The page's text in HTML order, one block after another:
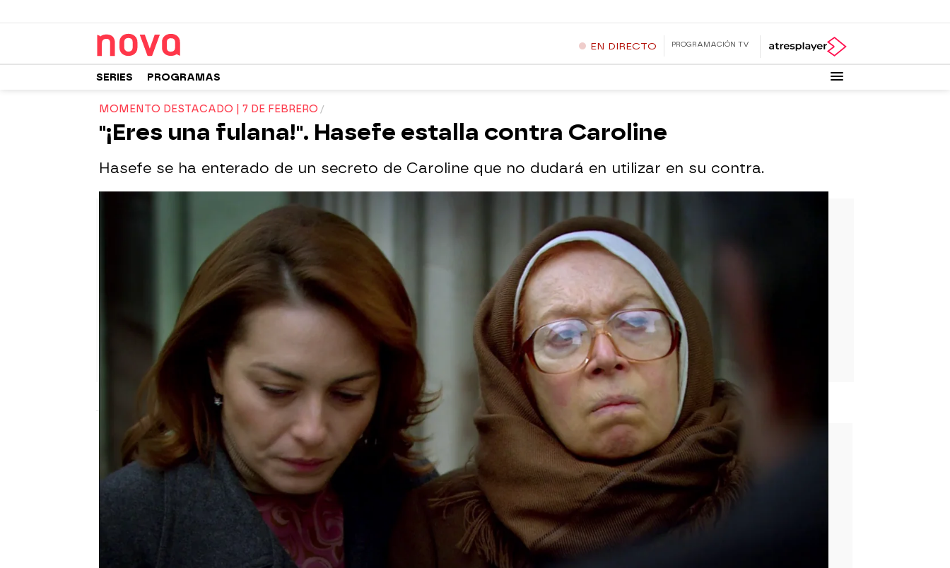
EN DIRECTO PROGRAMACIÓN TV
SERIES PROGRAMAS
MOMENTO DESTACADO | 7 DE FEBRERO
"¡Eres una fulana!". Hasefe estalla contra Caroline
Hasefe se ha enterado de un secreto de Caroline que no dudará en utilizar en su contra.
Nova
Madrid
Publicado: 07 de febrero de 2022, 21:34
WhatsappFacebook
X Flipboard
Cemile ha tenido que empezar de nuevo después de haber
sido despedida de la fábrica por culpa de Kenan. Ahora, está
intentando reabrir desde cero la fábrica textil, pero
nadie se lo